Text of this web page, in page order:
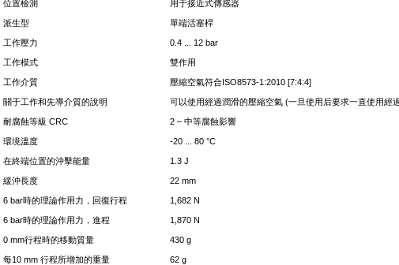
位置檢測 用于接近式傳感器
派生型 單端活塞桿
工作壓力 0.4 ... 12 bar
工作模式 雙作用
工作介質 壓縮空氣符合ISO8573-1:2010 [7:4:4]
關于工作和先導介質的說明 可以使用經過潤滑的壓縮空氣 (一旦使用后要求一直使用經
耐腐蝕等級 CRC 2 – 中等腐蝕影響
環境溫度 -20 ... 80 °C
在終端位置的沖擊能量 1.3 J
緩沖長度 22 mm
6 bar時的理論作用力，回復行程 1,682 N
6 bar時的理論作用力，進程 1,870 N
0 mm行程時的移動質量 430 g
每10 mm 行程所增加的重量 62 g